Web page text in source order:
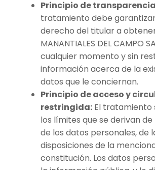
Principio de
tratamiento debe
derecho del titular a
MANANTIALES DEL CAMPO
cualquier momento y sin
información acerca de la
datos que le conciernan.
Principio de acceso y
restringida: El tratamiento
los límites que se derivan
de los datos personales, de
disposiciones de la
constitución. Los datos